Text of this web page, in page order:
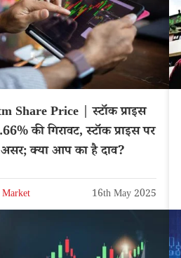
Share Price | स्टॉक प्राइस
की गिरावट, स्टॉक प्राइस पर
असर; क्या आप का है दाव?
16th May 2025